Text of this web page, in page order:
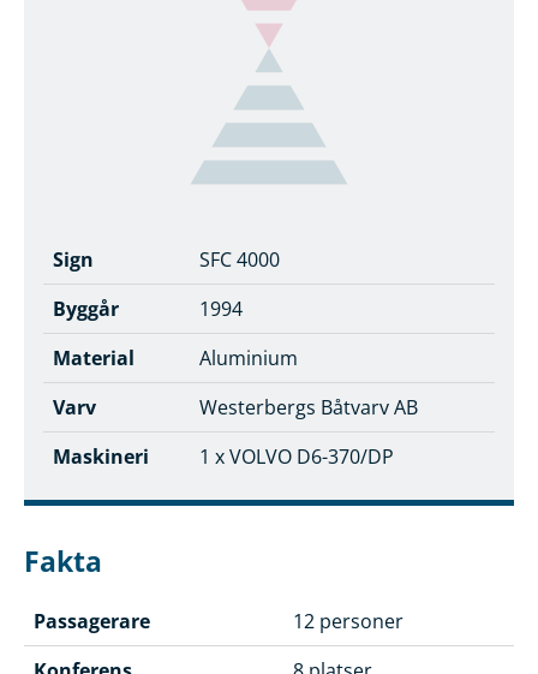
Sign
SFC 4000
Byggår
1994
Material
Aluminium
Varv
Westerbergs Båtvarv AB
Maskineri
1 x VOLVO D6-370/DP
Fakta
Passagerare
12 personer